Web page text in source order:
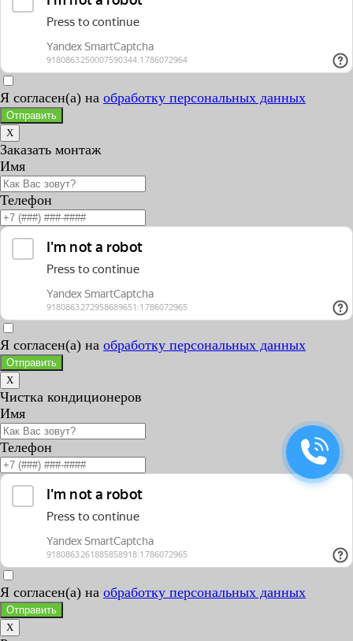
Я согласен(а) на обработку персональных данных
Отправить
X
Заказать монтаж
Имя
Телефон
Я согласен(а) на обработку персональных данных
Отправить
X
Чистка кондиционеров
Имя
Телефон
Я согласен(а) на обработку персональных данных
Отправить
X